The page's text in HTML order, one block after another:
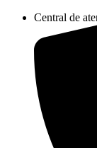
conteúdo
Central de